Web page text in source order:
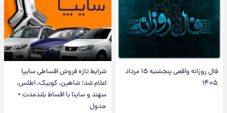
فال روزانه واقعی پنجشنبه ۱۵ مرداد
۱۴۰۵
شرایط تازه فروش اقساطی سایپا
اعلام شد؛ شاهین، کوییک، اطلس،
سهند و ساینا با اقساط بلندمدت +
جدول